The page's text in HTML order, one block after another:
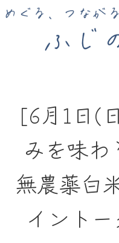
[6月1日(
みを味
無農薬白
イント